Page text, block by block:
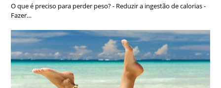
O que é preciso para perder peso? - Reduzir a ingestão de calorias -
Fazer…